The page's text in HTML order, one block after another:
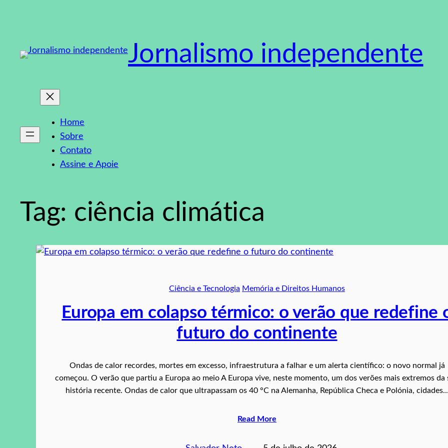
conteúdo
Jornalismo independente
Home
Sobre
Contato
Assine e Apoie
Tag: ciência climática
Ciência e Tecnologia Memória e Direitos Humanos
Europa em colapso térmico: o verão que redefine
futuro do continente
Ondas de calor recordes, mortes em excesso, infraestrutura a falhar e um alerta científico: o novo normal já
começou. O verão que partiu a Europa ao meio A Europa vive, neste momento, um dos verões mais extremos da
história recente. Ondas de calor que ultrapassam os 40 °C na Alemanha, República Checa e Polónia, cidades…
Read More